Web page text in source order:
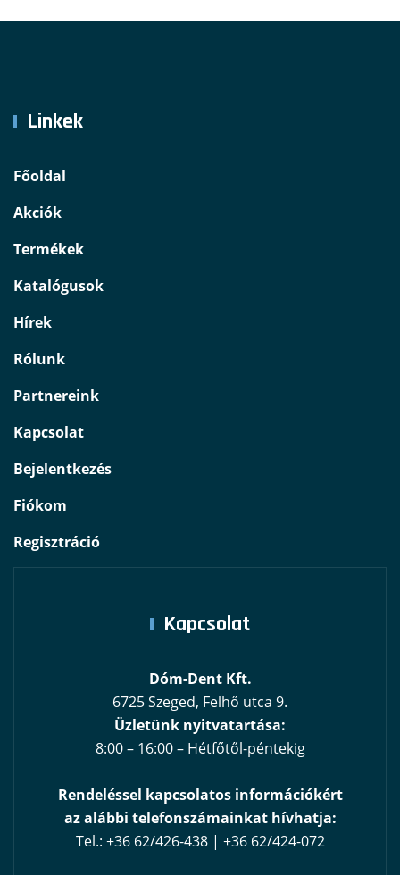
Linkek
Főoldal
Akciók
Termékek
Katalógusok
Hírek
Rólunk
Partnereink
Kapcsolat
Bejelentkezés
Fiókom
Regisztráció
Kapcsolat
Dóm-Dent Kft.
6725 Szeged, Felhő utca 9.
Üzletünk nyitvatartása:
8:00 – 16:00 – Hétfőtől-péntekig
Rendeléssel kapcsolatos információkért
az alábbi telefonszámainkat hívhatja:
Tel.: +36 62/426-438 | +36 62/424-072